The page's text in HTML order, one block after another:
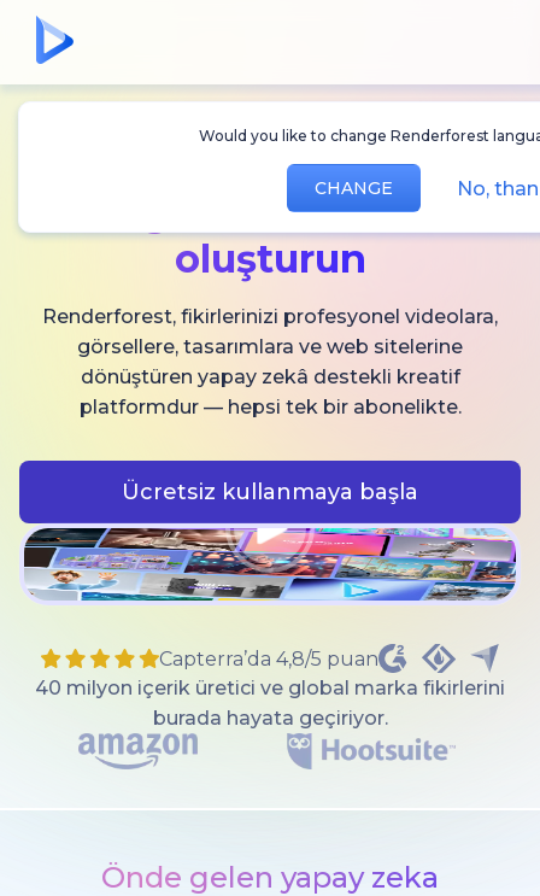
Would you like to change Renderforest
CHANGE No,
AI video,
görsel ve ses
oluşturun
Renderforest, fikirlerinizi profesyonel videolara,
görsellere, tasarımlara ve web sitelerine
dönüştüren yapay zekâ destekli kreatif
platformdur — hepsi tek bir abonelikte.
Ücretsiz kullanmaya başla
Capterra’da 4,8/5 puan
40 milyon içerik üretici ve global marka fikirlerini
burada hayata geçiriyor.
Önde gelen yapay zeka